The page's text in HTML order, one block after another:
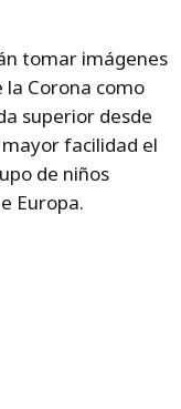
tomar imágenes
Corona como
superior desde
facilidad el
de niños
Europa.